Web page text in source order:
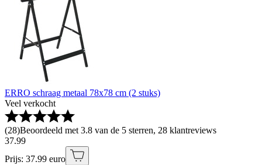
ERRO schraag metaal 78x78 cm (2 stuks)
Veel verkocht
(28)Beoordeeld met 3.8 van de 5 sterren, 28 klantreviews
37.99
Prijs: 37.99 euro